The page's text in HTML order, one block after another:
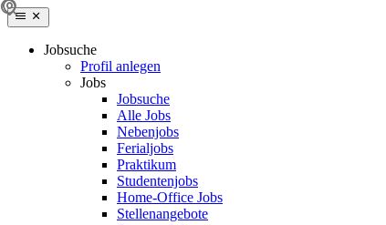
Jobsuche
Profil anlegen
Jobs
Jobsuche
Alle Jobs
Nebenjobs
Ferialjobs
Praktikum
Studentenjobs
Home-Office Jobs
Stellenangebote